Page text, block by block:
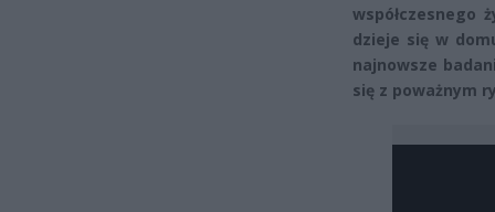
współczesnego
dzieje się w
najnowsze
się z poważnym